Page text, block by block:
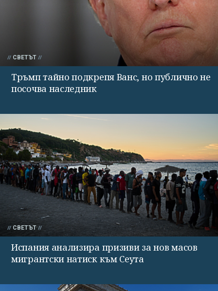
СВЕТЪТ
Тръмп тайно подкрепя Ванс, но публично не
посочва наследник
СВЕТЪТ
Испания анализира призиви за нов масов
мигрантски натиск към Сеута